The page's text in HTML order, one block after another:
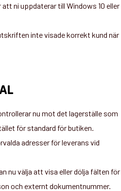
ni uppdaterar till Windows 10 eller
inte visade korrekt kund när
nu mot det lagerställe som
för standard för butiken.
adresser för leverans vid
nu välja att visa eller dölja fälten för
och externt dokumentnummer.